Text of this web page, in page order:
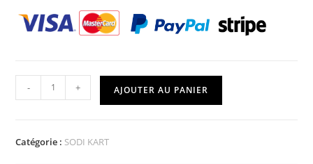
- + AJOUTER AU PANIER
Catégorie : SODI KART